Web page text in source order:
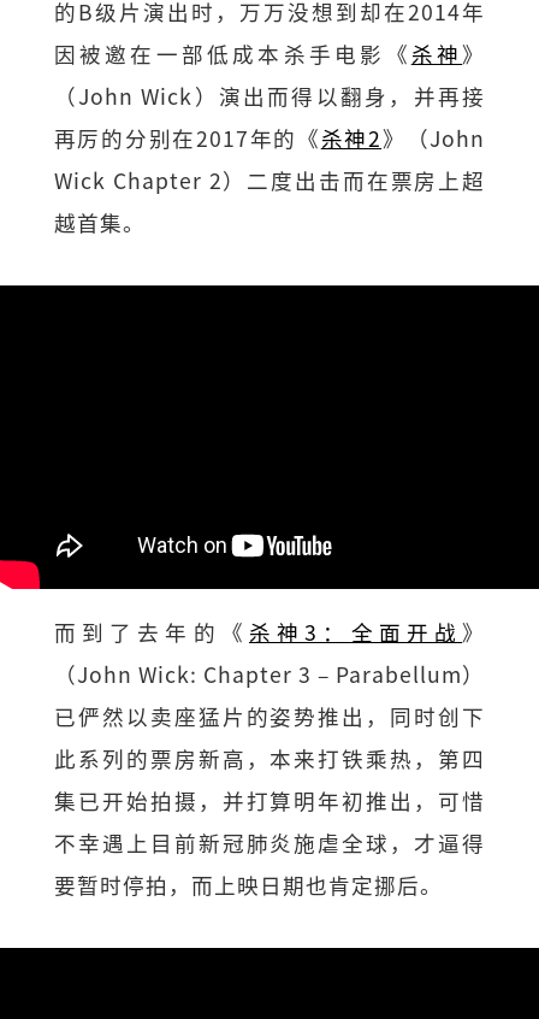
的B级片演出时，万万没想到却在2014年
因被邀在一部低成本杀手电影《 杀神》
（John Wick）演出而得以翻身，并再接
再厉的分别在2017年的《杀神2》（John
Wick Chapter 2）二度出击而在票房上超
越首集。
而到了去年的《 杀神3：全面开战》
（John Wick: Chapter 3 – Parabellum）
已俨然以卖座猛片的姿势推出，同时创下
此系列的票房新高，本来打铁乘热，第四
集已开始拍摄，并打算明年初推出，可惜
不幸遇上目前新冠肺炎施虐全球，才逼得
要暂时停拍，而上映日期也肯定挪后。